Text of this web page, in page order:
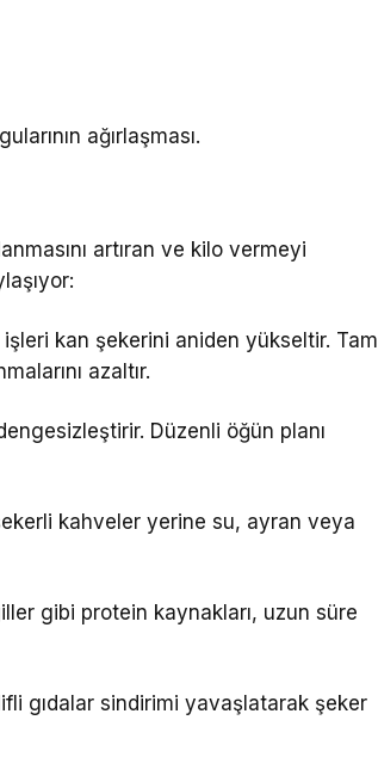
ağırlaşması.
artıran ve kilo vermeyi
kan şekerini aniden yükseltir. Tam
azaltır.
Düzenli öğün planı
kahveler yerine su, ayran veya
gibi protein kaynakları, uzun süre
gıdalar sindirimi yavaşlatarak şeker